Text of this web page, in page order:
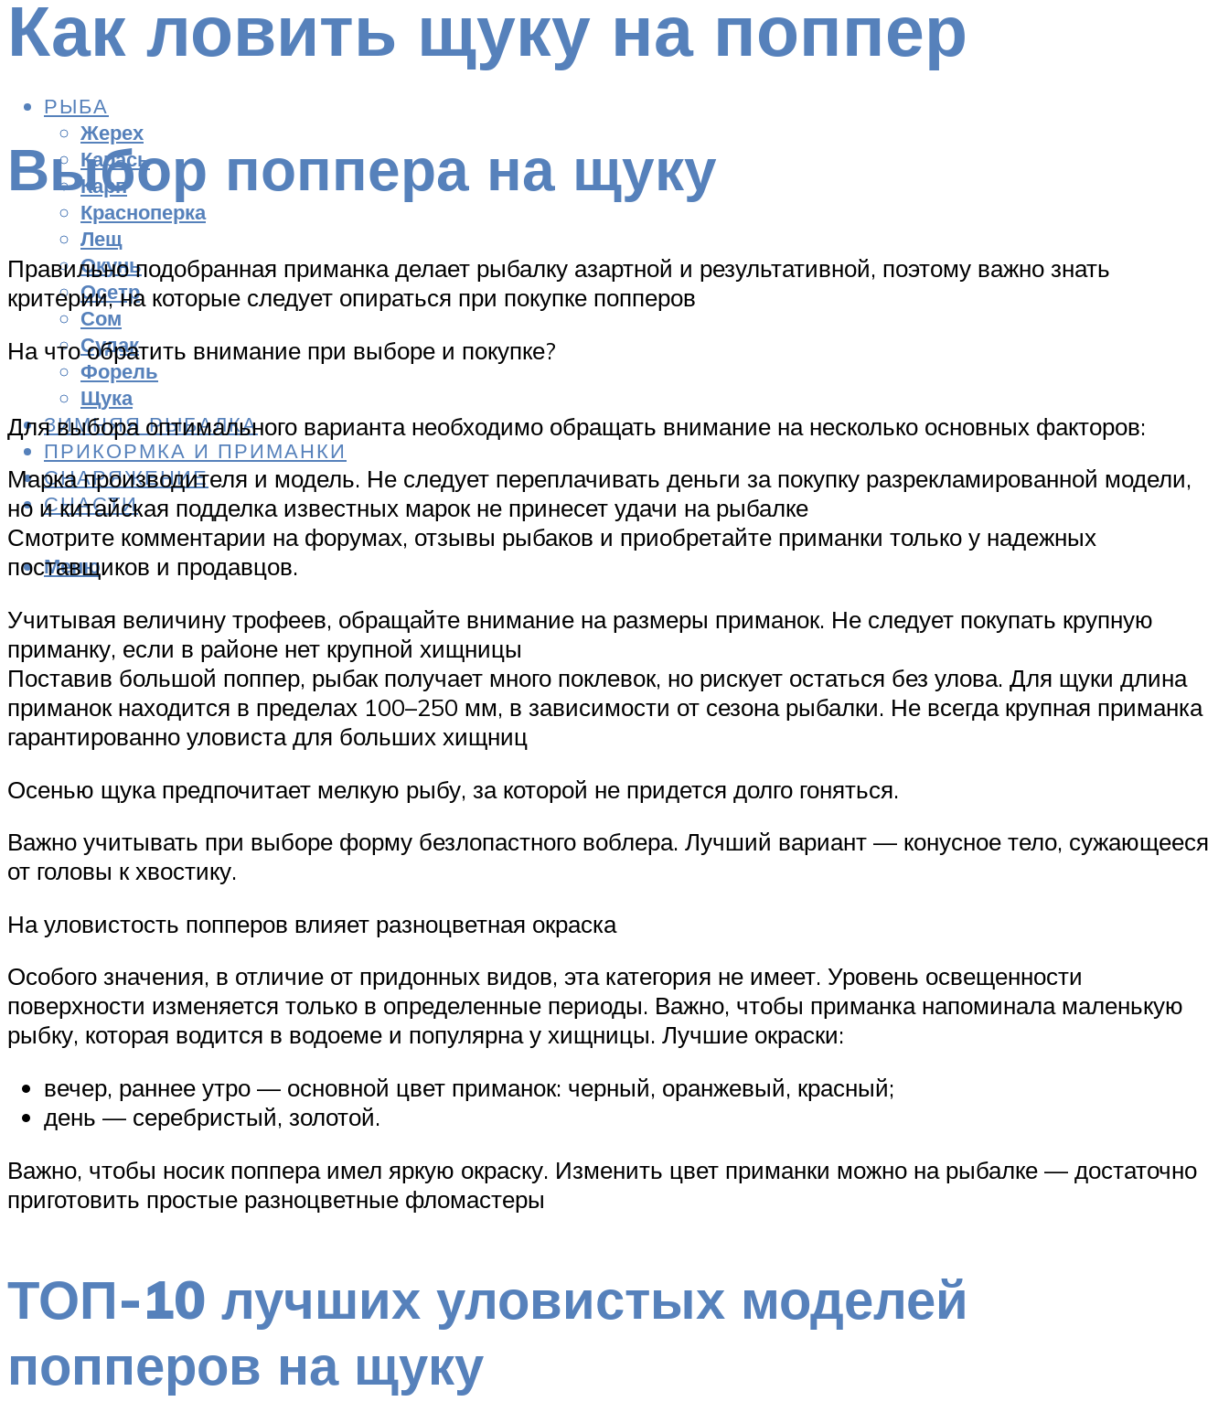
РЫБА
Жерех
Карась
Карп
Красноперка
Лещ
Окунь
Осетр
Сом
Судак
Форель
Щука
ЗИМНЯЯ РЫБАЛКА
ПРИКОРМКА И ПРИМАНКИ
СНАРЯЖЕНИЕ
СНАСТИ
Меню
Как ловить щуку на поппер
Выбор поппера на щуку
Правильно подобранная приманка делает рыбалку азартной и результативной, поэтому важно знать
критерии, на которые следует опираться при покупке попперов
На что обратить внимание при выборе и покупке?
Для выбора оптимального варианта необходимо обращать внимание на несколько основных факторов:
Марка производителя и модель. Не следует переплачивать деньги за покупку разрекламированной модели,
но и китайская подделка известных марок не принесет удачи на рыбалке
Смотрите комментарии на форумах, отзывы рыбаков и приобретайте приманки только у надежных
поставщиков и продавцов.
Учитывая величину трофеев, обращайте внимание на размеры приманок. Не следует покупать крупную
приманку, если в районе нет крупной хищницы
Поставив большой поппер, рыбак получает много поклевок, но рискует остаться без улова. Для щуки длина
приманок находится в пределах 100–250 мм, в зависимости от сезона рыбалки. Не всегда крупная приманка
гарантированно уловиста для больших хищниц
Осенью щука предпочитает мелкую рыбу, за которой не придется долго гоняться.
Важно учитывать при выборе форму безлопастного воблера. Лучший вариант — конусное тело, сужающееся
от головы к хвостику.
На уловистость попперов влияет разноцветная окраска
Особого значения, в отличие от придонных видов, эта категория не имеет. Уровень освещенности
поверхности изменяется только в определенные периоды. Важно, чтобы приманка напоминала маленькую
рыбку, которая водится в водоеме и популярна у хищницы. Лучшие окраски:
вечер, раннее утро — основной цвет приманок: черный, оранжевый, красный;
день — серебристый, золотой.
Важно, чтобы носик поппера имел яркую окраску. Изменить цвет приманки можно на рыбалке — достаточно
приготовить простые разноцветные фломастеры
ТОП-10 лучших уловистых моделей
попперов на щуку